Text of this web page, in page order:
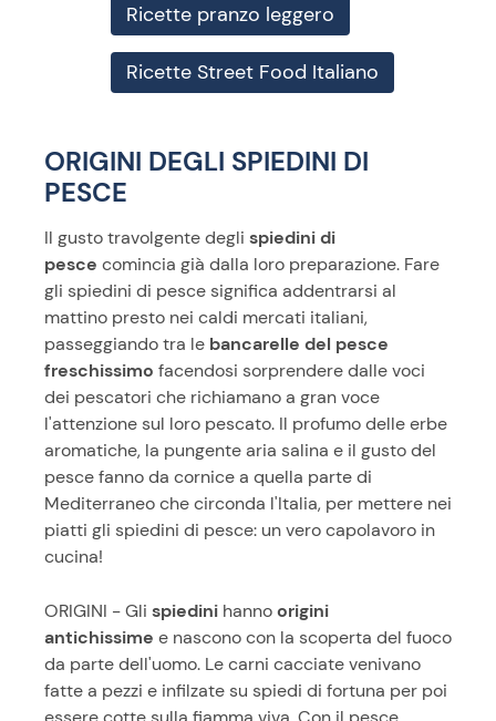
Ricette pranzo leggero
Ricette Street Food Italiano
ORIGINI DEGLI SPIEDINI DI
PESCE
Il gusto travolgente degli spiedini di
pesce comincia già dalla loro preparazione. Fare
gli spiedini di pesce significa addentrarsi al
mattino presto nei caldi mercati italiani,
passeggiando tra le bancarelle del pesce
freschissimo facendosi sorprendere dalle voci
dei pescatori che richiamano a gran voce
l'attenzione sul loro pescato. Il profumo delle erbe
aromatiche, la pungente aria salina e il gusto del
pesce fanno da cornice a quella parte di
Mediterraneo che circonda l'Italia, per mettere nei
piatti gli spiedini di pesce: un vero capolavoro in
cucina!
ORIGINI - Gli spiedini hannoorigini
antichissime e nascono con la scoperta del fuoco
da parte dell'uomo. Le carni cacciate venivano
fatte a pezzi e infilzate su spiedi di fortuna per poi